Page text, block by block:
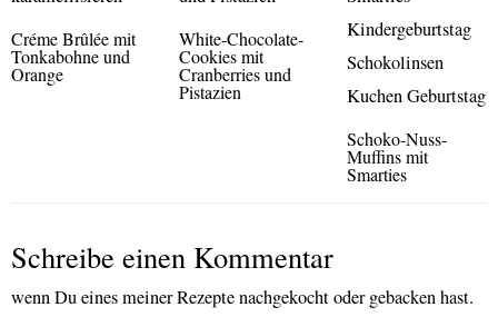
Créme Brûlée mit
Tonkabohne und
Orange
White-Chocolate-
Cookies mit
Cranberries und
Pistazien
Schoko-Nuss-
Muffins mit
Smarties
Schreibe einen Kommentar
wenn Du eines meiner Rezepte nachgekocht oder gebacken hast.